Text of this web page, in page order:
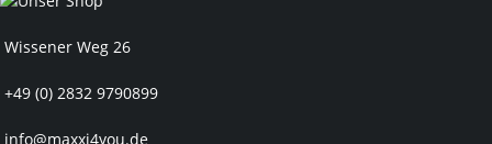
Wissener Weg 26
+49 (0) 2832 9790899
info@maxxi4you.de